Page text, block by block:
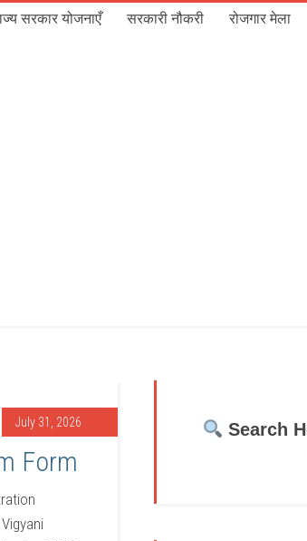
सरकार योजनाएँ सरकारी नौकरी रोजगार मेला
July 31, 2026
Form
Search